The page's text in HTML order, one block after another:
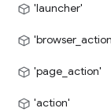
'launcher'
'page_action'
'action'